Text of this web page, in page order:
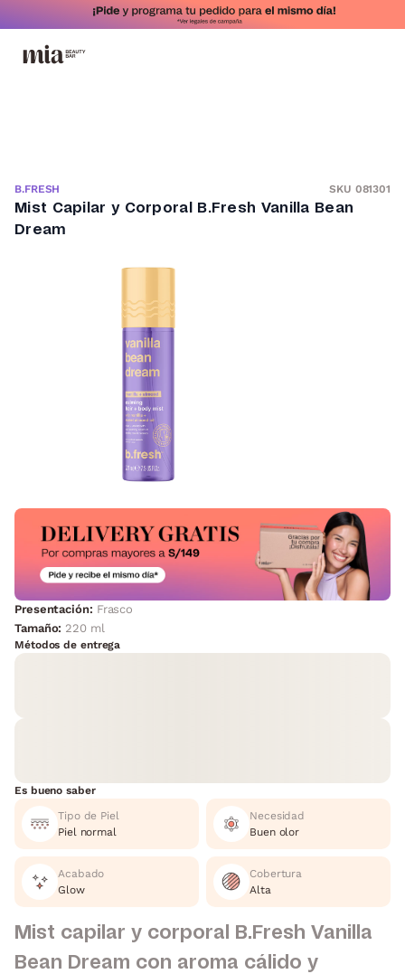
B.FRESH SKU 081301
Mist Capilar y Corporal B.Fresh Vanilla Bean
Dream
Presentación: Frasco
Tamaño: 220 ml
Métodos de entrega
Es bueno saber
Tipo de Piel
Piel normal
Necesidad
Buen olor
Acabado
Glow
Cobertura
Alta
Mist capilar y corporal B.Fresh Vanilla
Bean Dream con aroma cálido y